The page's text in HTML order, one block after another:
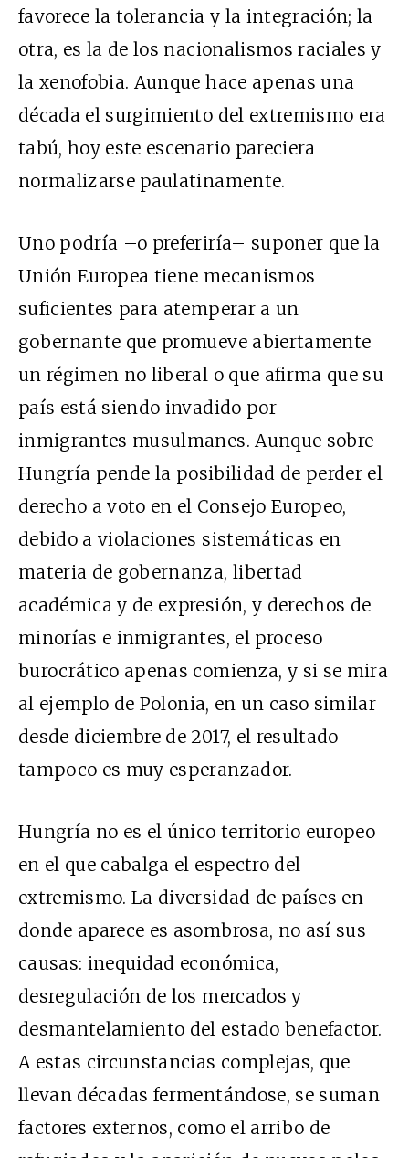
favorece la tolerancia y la integración; la
otra, es la de los nacionalismos raciales y
la xenofobia. Aunque hace apenas una
década el surgimiento del extremismo era
tabú, hoy este escenario pareciera
normalizarse paulatinamente.
Uno podría –o preferiría– suponer que la
Unión Europea tiene mecanismos
suficientes para atemperar a un
gobernante que promueve abiertamente
un régimen no liberal o que afirma que su
país está siendo invadido por
inmigrantes musulmanes. Aunque sobre
Hungría pende la posibilidad de perder el
derecho a voto en el Consejo Europeo,
debido a violaciones sistemáticas en
materia de gobernanza, libertad
académica y de expresión, y derechos de
minorías e inmigrantes, el proceso
burocrático apenas comienza, y si se mira
al ejemplo de Polonia, en un caso similar
desde diciembre de 2017, el resultado
tampoco es muy esperanzador.
Hungría no es el único territorio europeo
en el que cabalga el espectro del
extremismo. La diversidad de países en
donde aparece es asombrosa, no así sus
causas: inequidad económica,
desregulación de los mercados y
desmantelamiento del estado benefactor.
A estas circunstancias complejas, que
llevan décadas fermentándose, se suman
factores externos, como el arribo de